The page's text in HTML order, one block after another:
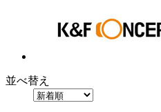
並べ替え